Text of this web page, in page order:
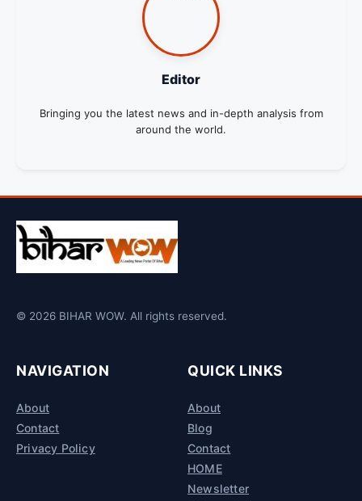
Editor
Bringing you the latest news and in-depth analysis from
around the world.
© 2026 BIHAR WOW. All rights reserved.
NAVIGATION
About
Contact
Privacy Policy
QUICK LINKS
About
Blog
Contact
HOME
Newsletter